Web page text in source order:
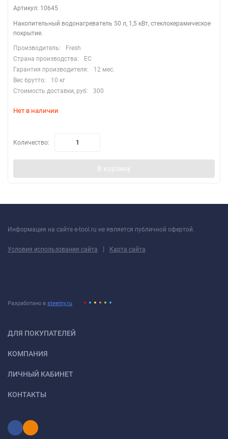
Артикул: 10645
Накопительный водонагреватель 50 л, 1,5 кВт, стеклокерамическое
покрытие.
Производитель:
Fresh
Страна производства:
EC
Гарантия производителя:
12 мес.
Вес брутто:
10 кг
Стоимость доставки, руб:
300
Нет в наличии
Количество:
В корзину
Информация на сайте e-tool.ru не является публичной офертой.
Условия использования сайта | Карта сайта
Разработано в steemy.ru
ДЛЯ ПОКУПАТЕЛЕЙ
КОМПАНИЯ
ЛИЧНЫЙ КАБИНЕТ
КОНТАКТЫ